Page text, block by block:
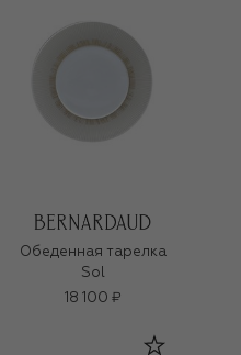
Обеденная тарелка
Sol
18 100 ₽